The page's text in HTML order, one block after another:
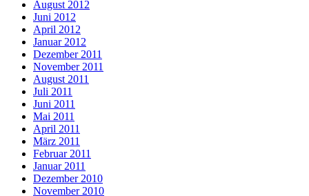
August 2012
Juni 2012
April 2012
Januar 2012
Dezember 2011
November 2011
August 2011
Juli 2011
Juni 2011
Mai 2011
April 2011
März 2011
Februar 2011
Januar 2011
Dezember 2010
November 2010